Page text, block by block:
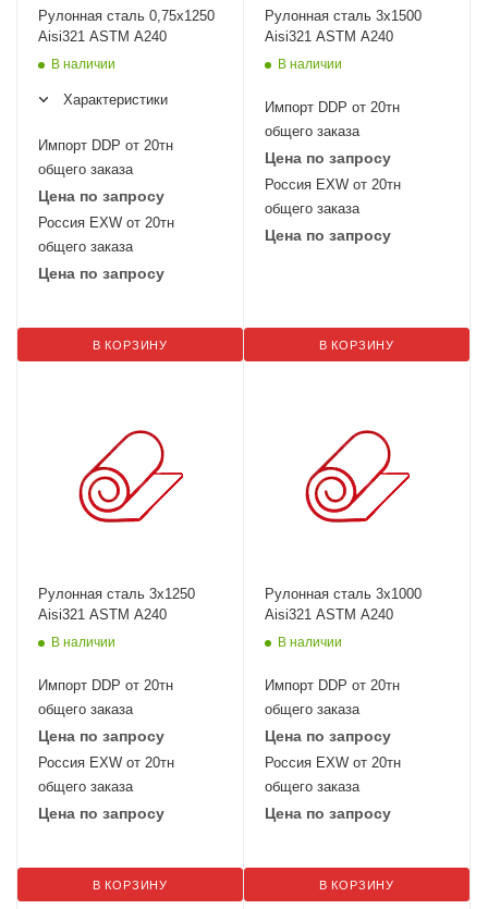
Рулонная сталь 0,75х1250
Aisi321 ASTM A240
В наличии
Характеристики
Импорт DDP от 20тн
общего заказа
Цена по запросу
Россия EXW от 20тн
общего заказа
Цена по запросу
В КОРЗИНУ
Рулонная сталь 3х1500
Aisi321 ASTM A240
В наличии
Импорт DDP от 20тн
общего заказа
Цена по запросу
Россия EXW от 20тн
общего заказа
Цена по запросу
В КОРЗИНУ
Рулонная сталь 3х1250
Aisi321 ASTM A240
В наличии
Импорт DDP от 20тн
общего заказа
Цена по запросу
Россия EXW от 20тн
общего заказа
Цена по запросу
В КОРЗИНУ
Рулонная сталь 3х1000
Aisi321 ASTM A240
В наличии
Импорт DDP от 20тн
общего заказа
Цена по запросу
Россия EXW от 20тн
общего заказа
Цена по запросу
В КОРЗИНУ